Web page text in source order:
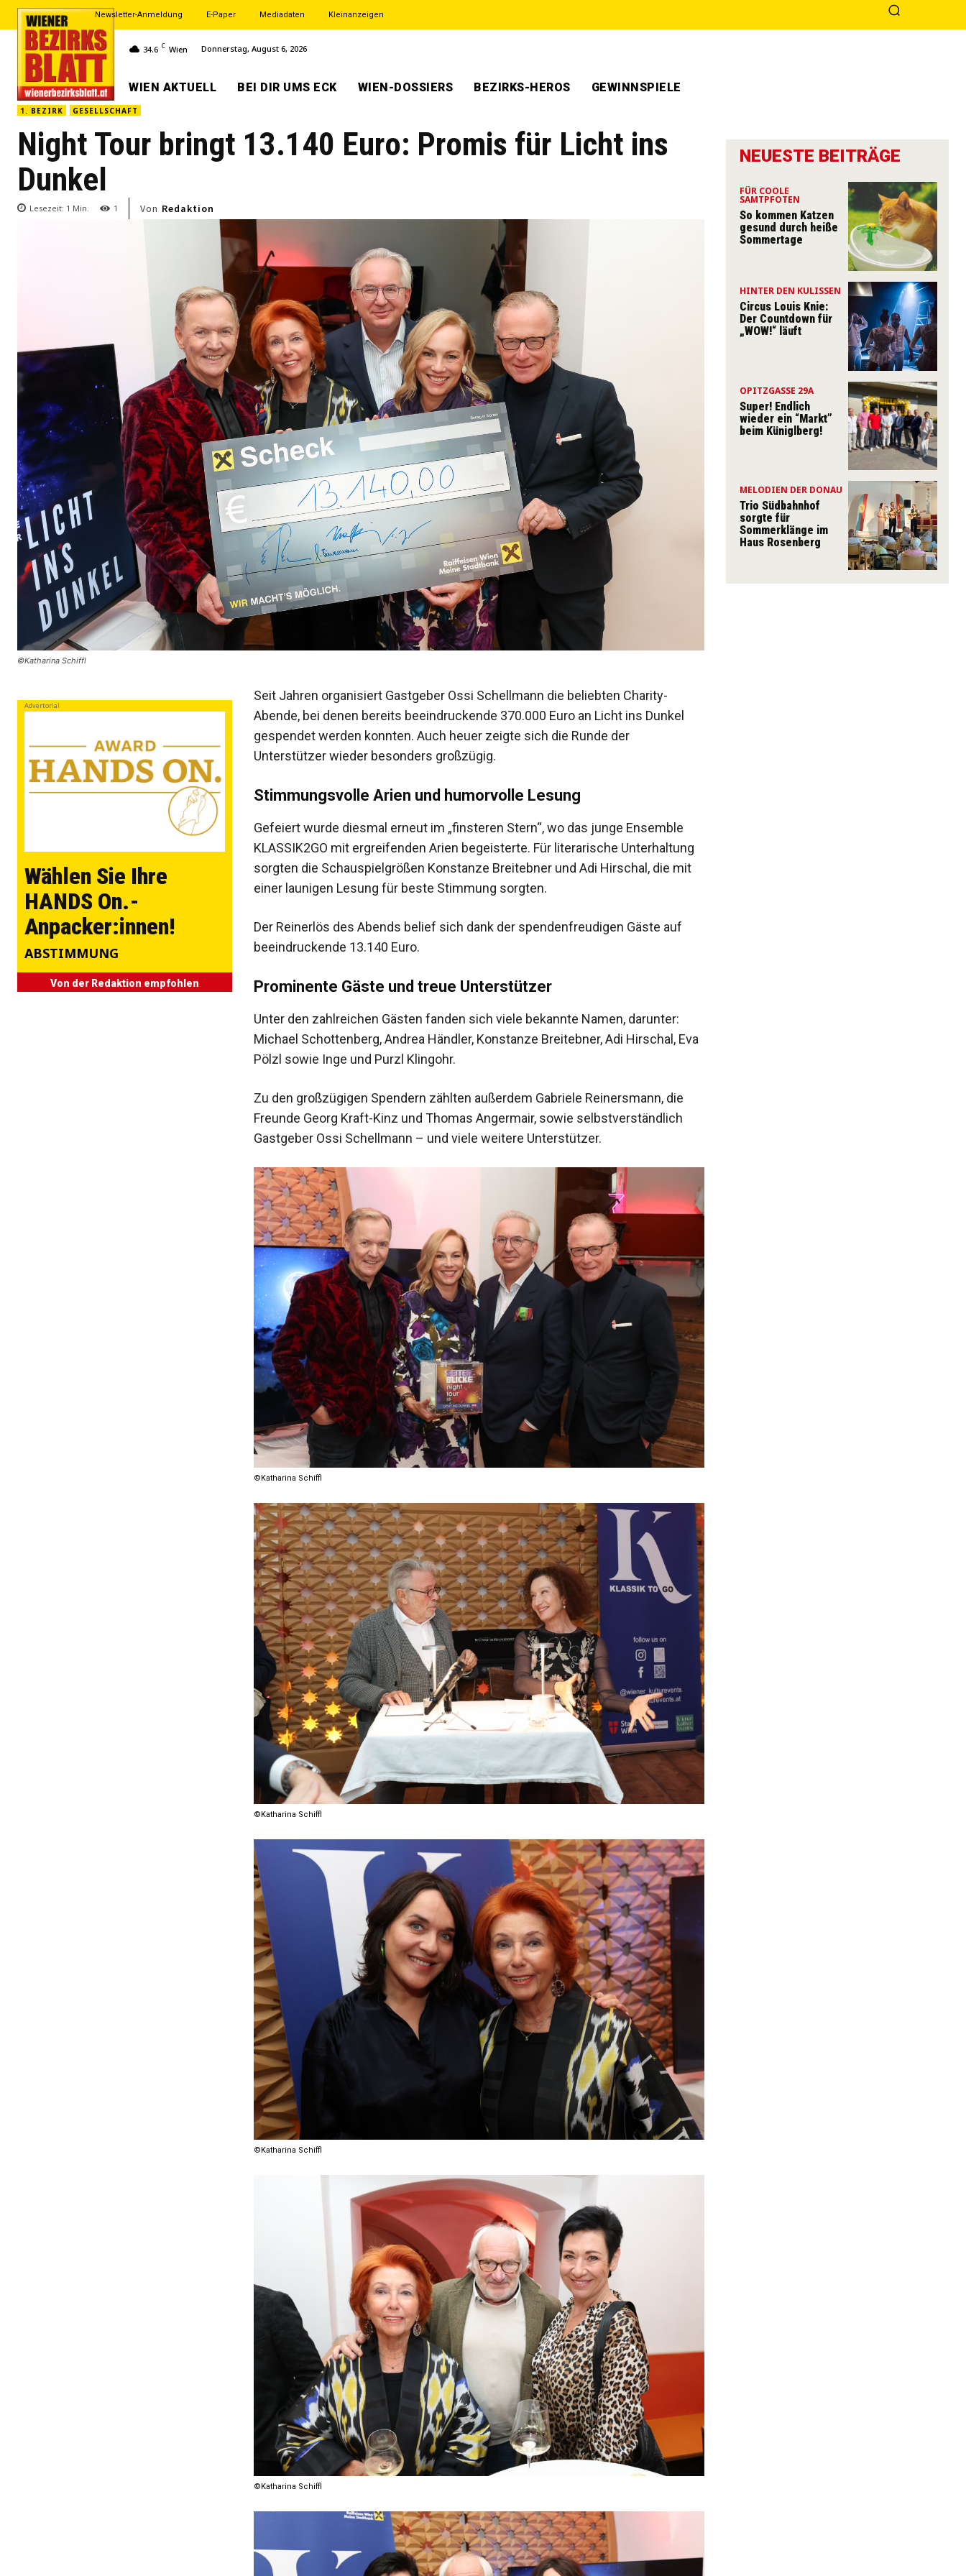
Newsletter-Anmeldung E-Paper Mediadaten Kleinanzeigen
34.6 C Wien Donnerstag, August 6, 2026
WIEN AKTUELL BEI DIR UMS ECK WIEN-DOSSIERS BEZIRKS-HEROS GEWINNSPIELE
1. BEZIRK GESELLSCHAFT
Night Tour bringt 13.140 Euro: Promis für Licht ins
Dunkel
Lesezeit: 1 Min. 1 Von Redaktion
©Katharina Schiffl
Advertorial
Wählen Sie Ihre
HANDS On.-
Anpacker:innen!
ABSTIMMUNG
Von der Redaktion empfohlen
Seit Jahren organisiert Gastgeber Ossi Schellmann die beliebten Charity-
Abende, bei denen bereits beeindruckende 370.000 Euro an Licht ins Dunkel
gespendet werden konnten. Auch heuer zeigte sich die Runde der
Unterstützer wieder besonders großzügig.
Stimmungsvolle Arien und humorvolle Lesung
Gefeiert wurde diesmal erneut im „finsteren Stern“, wo das junge Ensemble
KLASSIK2GO mit ergreifenden Arien begeisterte. Für literarische Unterhaltung
sorgten die Schauspielgrößen Konstanze Breitebner und Adi Hirschal, die mit
einer launigen Lesung für beste Stimmung sorgten.
Der Reinerlös des Abends belief sich dank der spendenfreudigen Gäste auf
beeindruckende 13.140 Euro.
Prominente Gäste und treue Unterstützer
Unter den zahlreichen Gästen fanden sich viele bekannte Namen, darunter:
Michael Schottenberg, Andrea Händler, Konstanze Breitebner, Adi Hirschal, Eva
Pölzl sowie Inge und Purzl Klingohr.
Zu den großzügigen Spendern zählten außerdem Gabriele Reinersmann, die
Freunde Georg Kraft-Kinz und Thomas Angermair, sowie selbstverständlich
Gastgeber Ossi Schellmann – und viele weitere Unterstützer.
©Katharina Schiffl
©Katharina Schiffl
©Katharina Schiffl
©Katharina Schiffl
NEUESTE BEITRÄGE
FÜR COOLE
SAMTPFOTEN
So kommen Katzen
gesund durch heiße
Sommertage
HINTER DEN KULISSEN
Circus Louis Knie:
Der Countdown für
„WOW!“ läuft
OPITZGASSE 29A
Super! Endlich
wieder ein “Markt”
beim Küniglberg!
MELODIEN DER DONAU
Trio Südbahnhof
sorgte für
Sommerklänge im
Haus Rosenberg